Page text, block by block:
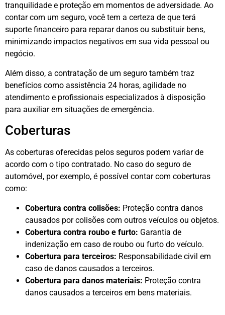
tranquilidade e proteção em momentos de adversidade. Ao
contar com um seguro, você tem a certeza de que terá
suporte financeiro para reparar danos ou substituir bens,
minimizando impactos negativos em sua vida pessoal ou
negócio.
Além disso, a contratação de um seguro também traz
benefícios como assistência 24 horas, agilidade no
atendimento e profissionais especializados à disposição
para auxiliar em situações de emergência.
Coberturas
As coberturas oferecidas pelos seguros podem variar de
acordo com o tipo contratado. No caso do seguro de
automóvel, por exemplo, é possível contar com coberturas
como:
Cobertura contra colisões: Proteção contra danos
causados por colisões com outros veículos ou objetos.
Cobertura contra roubo e furto: Garantia de
indenização em caso de roubo ou furto do veículo.
Cobertura para terceiros: Responsabilidade civil em
caso de danos causados a terceiros.
Cobertura para danos materiais: Proteção contra
danos causados a terceiros em bens materiais.